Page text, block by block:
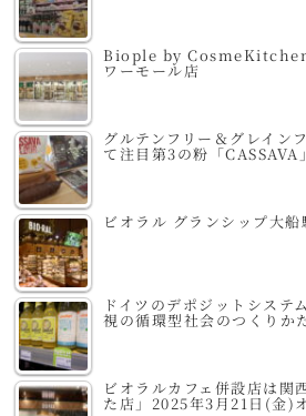
Biople by CosmeKitchen
ワーモール店
グルテンフリー＆グレイン
て注目第3の粉「CASSAVA
ビオラル グランシップ大
ドイツのデポジットシステ
視の循環型社会のつくりか
ビオラルカフェ併設店は関
た店」2025年3月21日(金)